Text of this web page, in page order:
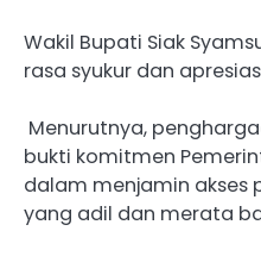
Wakil Bupati Siak
rasa syukur dan
Menurutnya,
bukti komitmen
dalam menjamin akses
yang adil dan merata